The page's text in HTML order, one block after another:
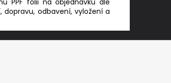
PPF fólii na objednávku dle
dopravu, odbavení, vyložení a